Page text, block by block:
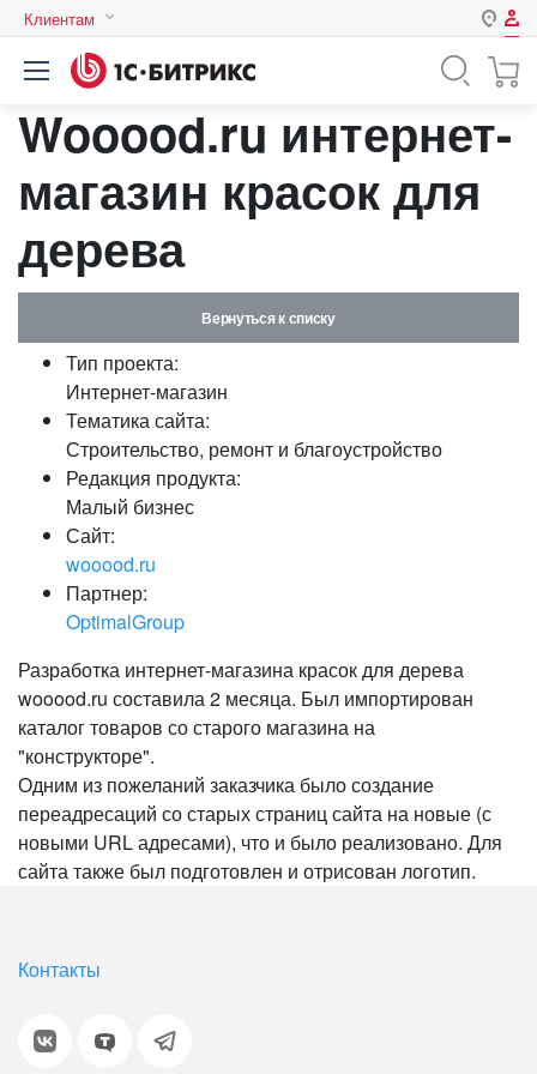
Клиентам
Казахстан
Беларусь
Авторизация
Нет аккаунта?
Логин
Запомнить меня на этом
Забыли свой пароль?
или войдите с помощью
Wooood.ru интернет-
магазин красок для
дерева
Вернуться к списку
Тип проекта:
Интернет-магазин
Тематика сайта:
Строительство, ремонт и благоустройство
Редакция продукта:
Малый бизнес
Сайт:
wooood.ru
Партнер:
OptimalGroup
Разработка интернет-магазина красок для дерева
wooood.ru составила 2 месяца. Был импортирован
каталог товаров со старого магазина на
"конструкторе".
Одним из пожеланий заказчика было создание
переадресаций со старых страниц сайта на новые (с
новыми URL адресами), что и было реализовано. Для
сайта также был подготовлен и отрисован логотип.
Контакты